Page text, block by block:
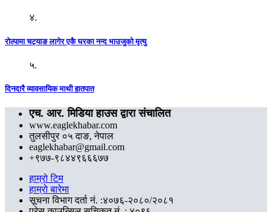
४.
रोल्पामा चट्याङ लागेर एकै घरका नन्द भाउजुको मृत्यु
५.
दिनदारै व्यावसायिक माथी हातपात
एच. आर. मिडिया हाउस द्वारा संचालित
www.eaglekhabar.com
तुलसीपुर ०५ दाङ, नेपाल
eaglekhabar@gmail.com
+९७७-९८४४९६६६७७
हाम्रो टिम
हाम्रो बारेमा
सूचना विभाग दर्ता नं. :४०७६-२०८०/२०८१